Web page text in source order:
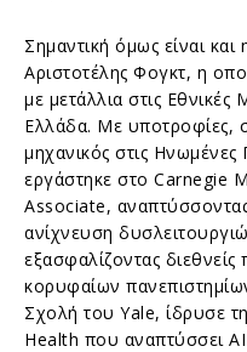
Σημαντική όμως είναι
Αριστοτέλης Φογκτ, η
με μετάλλια στις
Ελλάδα. Με υποτροφίες,
μηχανικός στις
εργάστηκε στο Carnegie
Associate,
ανίχνευση
εξασφαλίζοντας
κορυφαίων
Σχολή του Yale, ίδρυσε
Health που αναπτύσσει